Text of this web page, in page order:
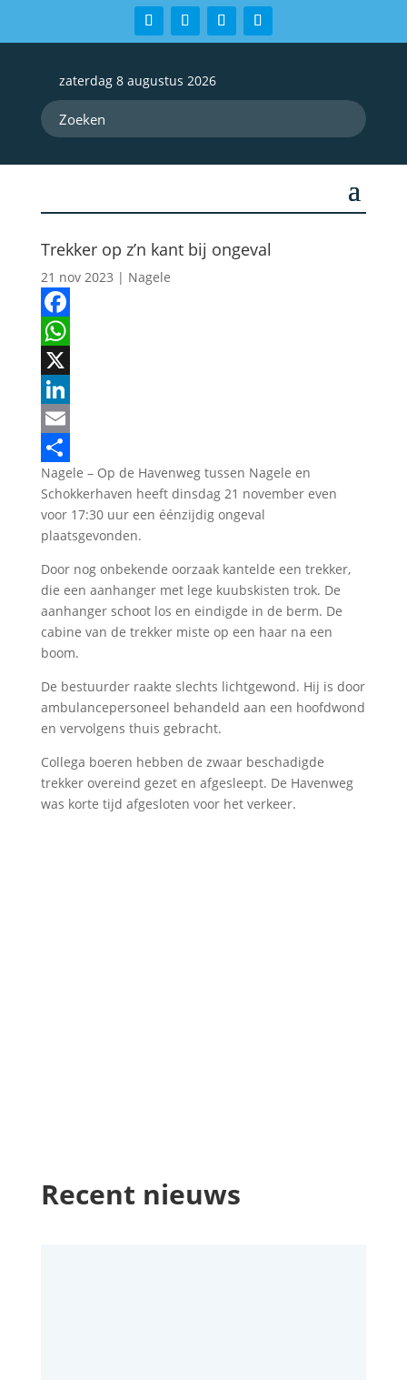
zaterdag 8 augustus 2026
Trekker op z’n kant bij ongeval
21 nov 2023 | Nagele
Facebook
WhatsApp
X
LinkedIn
Email
Delen
Nagele – Op de Havenweg tussen Nagele en
Schokkerhaven heeft dinsdag 21 november even
voor 17:30 uur een éénzijdig ongeval
plaatsgevonden.
Door nog onbekende oorzaak kantelde een trekker,
die een aanhanger met lege kuubskisten trok. De
aanhanger schoot los en eindigde in de berm. De
cabine van de trekker miste op een haar na een
boom.
De bestuurder raakte slechts lichtgewond. Hij is door
ambulancepersoneel behandeld aan een hoofdwond
en vervolgens thuis gebracht.
Collega boeren hebben de zwaar beschadigde
trekker overeind gezet en afgesleept. De Havenweg
was korte tijd afgesloten voor het verkeer.
Recent nieuws